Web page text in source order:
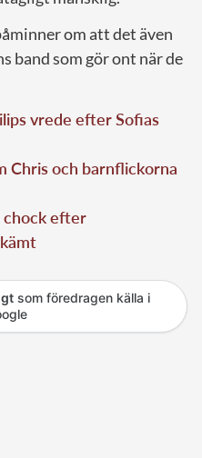
om att det även
band som gör ont när de
vrede efter Sofias
Chris och barnflickorna
chock efter
som föredragen källa i